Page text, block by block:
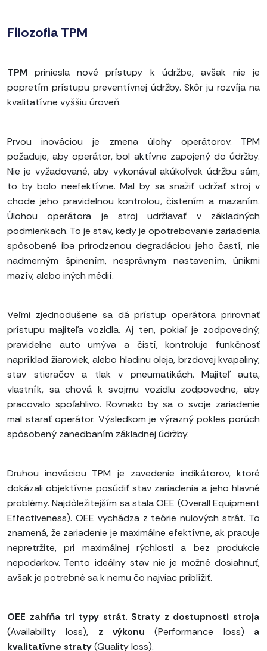
Filozofia TPM
TPM priniesla nové prístupy k údržbe, avšak nie je
popretím prístupu preventívnej údržby. Skôr ju rozvíja na
kvalitatívne vyššiu úroveň.
Prvou inováciou je zmena úlohy operátorov. TPM
požaduje, aby operátor, bol aktívne zapojený do údržby.
Nie je vyžadované, aby vykonával akúkoľvek údržbu sám,
to by bolo neefektívne. Mal by sa snažiť udržať stroj v
chode jeho pravidelnou kontrolou, čistením a mazaním.
Úlohou operátora je stroj udržiavať v základných
podmienkach. To je stav, kedy je opotrebovanie zariadenia
spôsobené iba prirodzenou degradáciou jeho častí, nie
nadmerným špinením, nesprávnym nastavením, únikmi
mazív, alebo iných médií.
Veľmi zjednodušene sa dá prístup operátora prirovnať
prístupu majiteľa vozidla. Aj ten, pokiaľ je zodpovedný,
pravidelne auto umýva a čistí, kontroluje funkčnosť
napríklad žiaroviek, alebo hladinu oleja, brzdovej kvapaliny,
stav stieračov a tlak v pneumatikách. Majiteľ auta,
vlastník, sa chová k svojmu vozidlu zodpovedne, aby
pracovalo spoľahlivo. Rovnako by sa o svoje zariadenie
mal starať operátor. Výsledkom je výrazný pokles porúch
spôsobený zanedbaním základnej údržby.
Druhou inováciou TPM je zavedenie indikátorov, ktoré
dokázali objektívne posúdiť stav zariadenia a jeho hlavné
problémy. Najdôležitejším sa stala OEE (Overall Equipment
Effectiveness). OEE vychádza z teórie nulových strát. To
znamená, že zariadenie je maximálne efektívne, ak pracuje
nepretržite, pri maximálnej rýchlosti a bez produkcie
nepodarkov. Tento ideálny stav nie je možné dosiahnuť,
avšak je potrebné sa k nemu čo najviac priblížiť.
OEE zahŕňa tri typy strát. Straty z dostupnosti stroja
(Availability loss), z výkonu (Performance loss) a
kvalitatívne straty(Quality loss).